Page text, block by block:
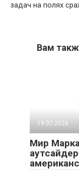
задач на полях
Вам
19.07.2026
Мир